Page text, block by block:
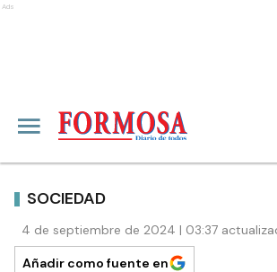
Ads
SOCIEDAD
4 de septiembre de 2024 | 03:37
Añadir como fuente en